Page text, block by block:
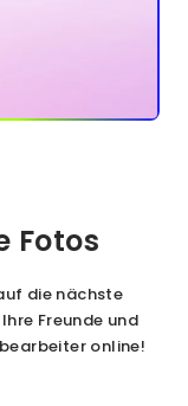
Fotos
die nächste
Freunde und
online!